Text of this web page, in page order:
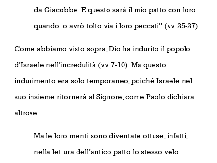
da Giacobbe. E questo sarà il mio patto con loro
quando io avrò tolto via i loro peccati” (vv. 25-27).
Come abbiamo visto sopra, Dio ha indurito il popolo
d’Israele nell’incredulità (vv. 7-10). Ma questo
indurimento era solo temporaneo, poiché Israele nel
suo insieme ritornerà al Signore, come Paolo dichiara
altrove:
Ma le loro menti sono diventate ottuse; infatti,
nella lettura dell’antico patto lo stesso velo